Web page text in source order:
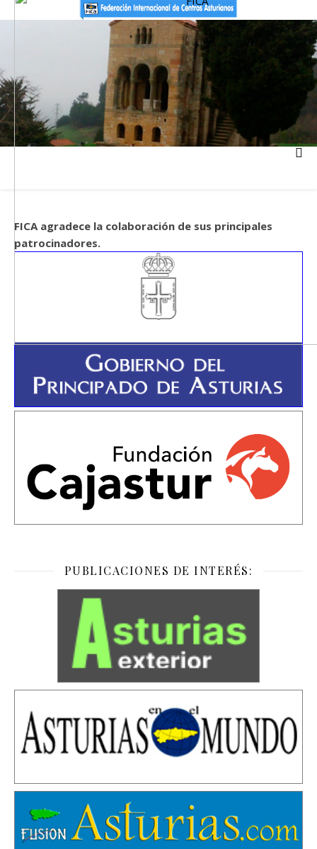
FICA agradece la colaboración de sus principales
patrocinadores.
PUBLICACIONES DE INTERÉS: